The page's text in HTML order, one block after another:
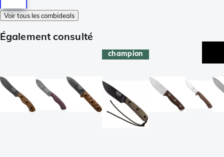
Voir tous les combideals
Également consulté
champion